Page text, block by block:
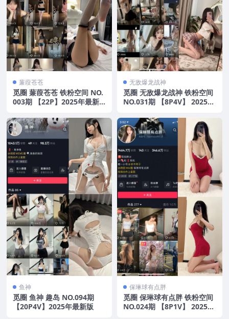
蒹葭苍苍
觅圈 蒹葭苍苍 铁粉空间 NO.
003期 【22P】2025年最新
无敌爆龙战神
觅圈 无敌爆龙战神 铁粉空间
NO.031期 【8P4V】 2025年
鱼神
觅圈 鱼神 趣岛 NO.094期
【20P4V】2025年最新版
保琳球有点胖
觅圈 保琳球有点胖 铁粉空间
NO.024期 【8P1V】 2025年